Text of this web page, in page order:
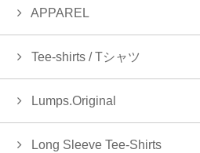
APPAREL
Tee-shirts / Tシャツ
Lumps.Original
Long Sleeve Tee-Shirts